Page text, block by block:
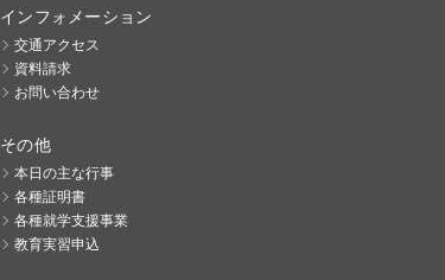
インフォメーション
交通アクセス
資料請求
お問い合わせ
その他
本日の主な行事
各種証明書
各種就学支援事業
教育実習申込